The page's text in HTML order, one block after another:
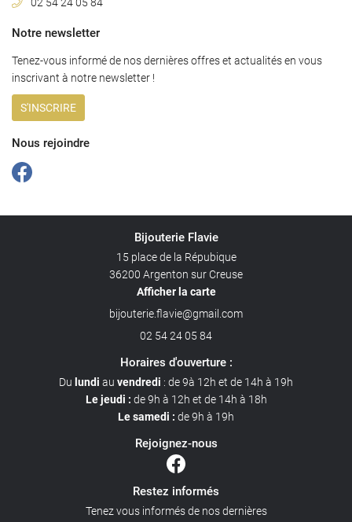
Actualités
Contact
Rejoignez-
Notre newsletter
Tenez-vous informé de nos dernières offres et actualités en vous
inscrivant à notre newsletter !
S'INSCRIRE
Nous rejoindre
Bijouterie Flavie
15 place de la Répubique
36200 Argenton sur Creuse
Afficher la carte
02 54 24 05 84
Horaires d'ouverture :
Du lundi au vendredi : de 9à 12h et de 14h à 19h
Le jeudi : de 9h à 12h et de 14h à 18h
Le samedi : de 9h à 19h
Rejoignez-nous
Restez informés
Tenez vous informés de nos dernières